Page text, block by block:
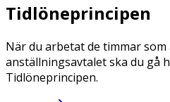
Tidlöneprincipen
När du arbetat de timmar
anställningsavtalet ska du gå
Tidlöneprincipen.